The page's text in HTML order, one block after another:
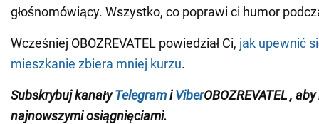
głośnomówiący. Wszystko, co poprawi ci humor
Wcześniej OBOZREVATEL powiedział Ci, jak upewnić
mieszkanie zbiera mniej kurzu.
SubskrybujkanałyTelegramiViberOBOZREVATEL, aby
najnowszymi osiągnięciami.